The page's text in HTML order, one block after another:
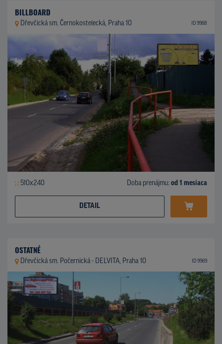
BILLBOARD
Dřevčická sm. Černokostelecká, Praha 10 ID 9968
510x240 Doba prenájmu: od 1 mesiaca
DETAIL
OSTATNÉ
Dřevčická sm. Počernická - DELVITA, Praha 10 ID 9969